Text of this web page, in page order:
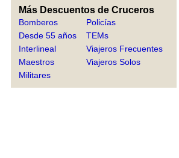
Más Descuentos de Cruceros
Bomberos
Desde 55 años
Interlineal
Maestros
Militares
Policías
TEMs
Viajeros Frecuentes
Viajeros Solos